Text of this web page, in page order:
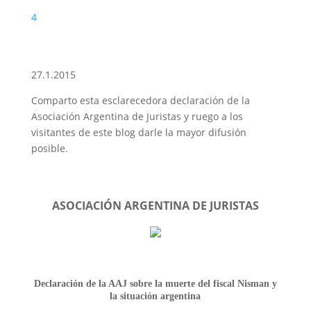
4
27.1.2015
Comparto esta esclarecedora declaración de la
Asociación Argentina de Juristas y ruego a los
visitantes de este blog darle la mayor difusión
posible.
ASOCIACIÓN ARGENTINA DE JURISTAS
Declaración de la AAJ sobre la muerte del fiscal Nisman y
la situación argentina